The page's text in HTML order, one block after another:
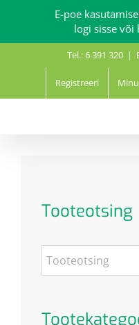
Tel.: 6 391 320 |
Registreeri
Tooteotsing
E-poe
logi sisse või